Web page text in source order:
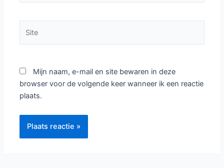
Mijn naam, e-mail en site bewaren in deze
browser voor de volgende keer wanneer ik een reactie
plaats.